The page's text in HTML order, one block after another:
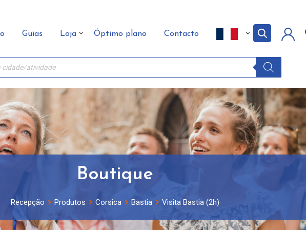
Guias Loja Óptimo plano Contacto
Boutique
Recepção Produtos Corsica Bastia Visita Bastia (2h)